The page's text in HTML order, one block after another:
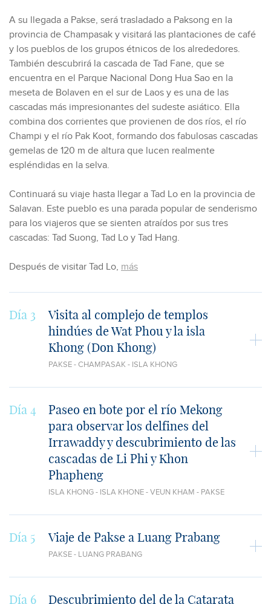
A su llegada a Pakse, será trasladado a Paksong en la
provincia de Champasak y visitará las plantaciones de café
y los pueblos de los grupos étnicos de los alrededores.
También descubrirá la cascada de Tad Fane, que se
encuentra en el Parque Nacional Dong Hua Sao en la
meseta de Bolaven en el sur de Laos y es una de las
cascadas más impresionantes del sudeste asiático. Ella
combina dos corrientes que provienen de dos ríos, el río
Champi y el río Pak Koot, formando dos fabulosas cascadas
gemelas de 120 m de altura que lucen realmente
espléndidas en la selva.
Continuará su viaje hasta llegar a Tad Lo en la provincia de
Salavan. Este pueblo es una parada popular de senderismo
para los viajeros que se sienten atraídos por sus tres
cascadas: Tad Suong, Tad Lo y Tad Hang.
Después de visitar Tad Lo, más
Día 3
Visita al complejo de templos
hindúes de Wat Phou y la isla
Khong (Don Khong)
PAKSE - CHAMPASAK - ISLA KHONG
Día 4
Paseo en bote por el río Mekong
para observar los delfines del
Irrawaddy y descubrimiento de las
cascadas de Li Phi y Khon
Phapheng
ISLA KHONG - ISLA KHONE - VEUN KHAM - PAKSE
Día 5 Viaje de Pakse a Luang Prabang
PAKSE - LUANG PRABANG
Día 6 Descubrimiento del de la Catarata